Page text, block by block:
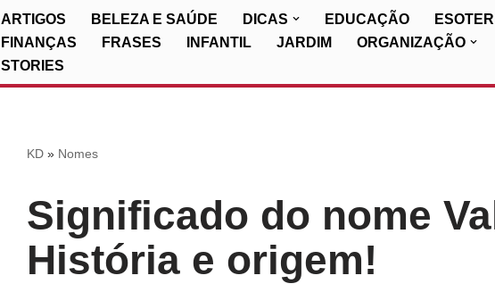
ARTIGOS BELEZA E SAÚDE DICAS EDUCAÇÃO
FINANÇAS
FRASES INFANTIL JARDIM ORGANIZAÇÃO
STORIES
KD» Nomes
Significado do nome
História e origem!